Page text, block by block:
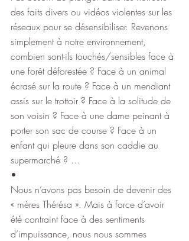
des faits divers ou vidéos violentes sur les
réseaux pour se désensibiliser. Revenons
simplement à notre environnement,
combien sont-ils touchés/sensibles face à
une forêt déforestée ? Face à un animal
écrasé sur la route ? Face à un mendiant
assis sur le trottoir ? Face à la solitude de
son voisin ? Face à une dame peinant à
porter son sac de course ? Face à un
enfant qui pleure dans son caddie au
supermarché ? …
•
Nous n’avons pas besoin de devenir des
« mères Thérésa ». Mais à force d’avoir
été contraint face à des sentiments
d’impuissance, nous nous sommes